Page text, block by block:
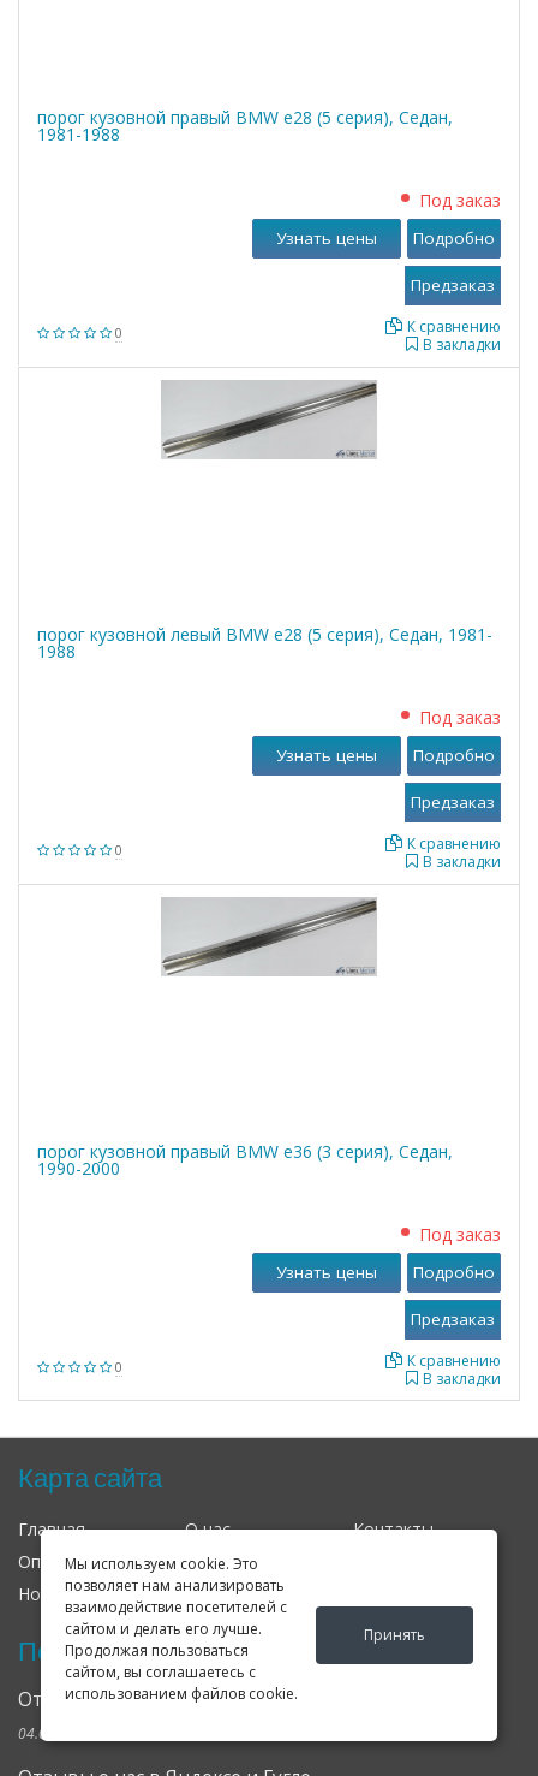
Мы используем cookie. Это
позволяет нам анализировать
взаимодействие посетителей с
сайтом и делать его лучше.
Продолжая пользоваться
сайтом, вы соглашаетесь с
использованием файлов cookie.
Принять
порог кузовной правый BMW е28 (5 серия), Седан,
1981-1988
0
Под заказ
В закладки
К сравнению
Узнать цены Подробно
порог кузовной левый BMW е28 (5 серия), Седан, 1981-
1988
0
Под заказ
В закладки
К сравнению
Узнать цены Подробно
порог кузовной правый BMW е36 (3 серия), Седан,
1990-2000
0
Под заказ
В закладки
К сравнению
Узнать цены Подробно
Карта сайта
Главная О нас
Контакты
Оплата
Доставка
Новости
Оферта
Последние новости
Открылся клубный сервис Geely в Петербурге
04.09.2024